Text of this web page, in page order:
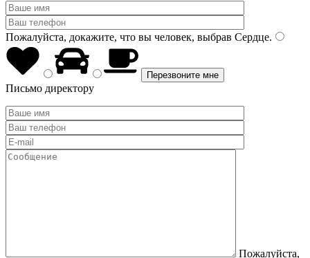
Пожалуйста, докажите, что вы человек, выбрав Сердце.
Письмо директору
Пожалуйста,